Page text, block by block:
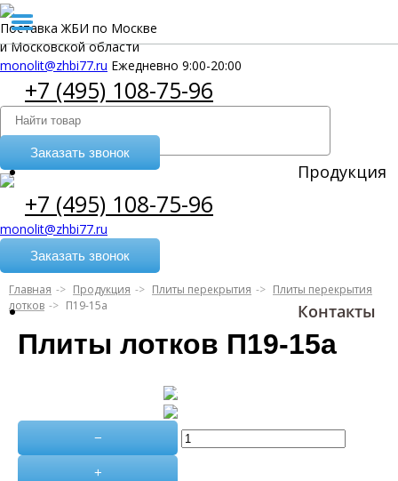
Продукция
Контакты
Поставка ЖБИ по Москве
и Московской области
monolit@zhbi77.ru Ежедневно 9:00-20:00
+7 (495) 108-75-96
Заказать звонок
+7 (495) 108-75-96
monolit@zhbi77.ru
Заказать звонок
Главная Продукция Плиты перекрытия
Плиты перекрытия
лотков
П19-15а
Плиты лотков П19-15а
−
+